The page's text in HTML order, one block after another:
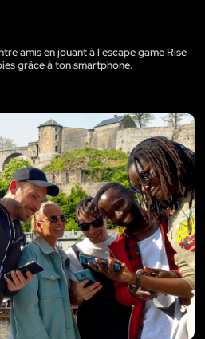
amis en jouant à l'escape game Rise
grâce à ton smartphone.